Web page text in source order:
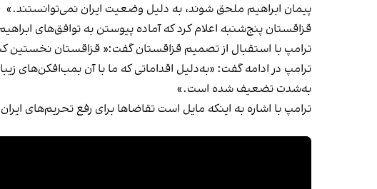
پیمان ابراهیم ملحق شوند، به دلیل وضعیت ایران نمی‌توانستند.»
قزاقستان پنج‌شنبه اعلام کرد که آماده پیوستن به توافق‌های
ترامپ با استقبال از تصمیم قزاقستان گفت:‌« قزاقستان نخستین
به‌شدت تضعیف شده است.»
ترامپ با اشاره به اینکه مایل است تقاضاها برای رفع تحریم‌های